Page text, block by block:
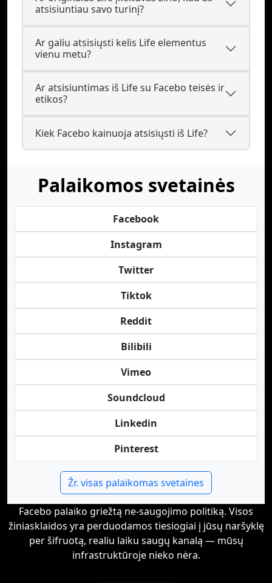
atsisiuntiau savo turinį?
Ar galiu atsisiųsti kelis Life elementus
vienu metu?
Ar atsisiuntimas iš Life su Facebo teisės ir
etikos?
Kiek Facebo kainuoja atsisiųsti iš Life?
Palaikomos svetainės
Facebook
Instagram
Twitter
Tiktok
Reddit
Bilibili
Vimeo
Soundcloud
Linkedin
Pinterest
Žr. visas palaikomas svetaines
Facebo palaiko griežtą ne-saugojimo politiką. Visos
žiniasklaidos yra perduodamos tiesiogiai į jūsų naršyklę
per šifruotą, realiu laiku saugų kanalą — mūsų
infrastruktūroje nieko nėra.